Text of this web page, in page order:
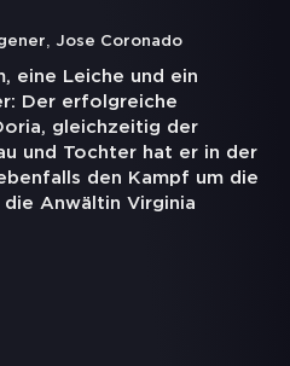
, Jose Coronado
eine Leiche und ein
Der erfolgreiche
gleichzeitig der
und Tochter hat er in der
den Kampf um die
Anwältin Virginia